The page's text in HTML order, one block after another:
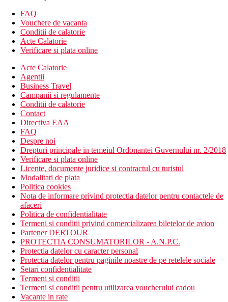
Alte tipuri de camere (daca nu se specifica altfel, camerele
au facilitatile de mai sus):
Camera dubla, vedere la mare, renovat
Suita Junior, vedere spre mare: spatioasa, canapea, 38m2
Suita Junior, vedere la mare: spatioasa, canapea, 38m2
Suita Junior, vedere spre mare, renovat: spatioasa,
canapea, 38m2
Suita Junior, vedere spre mare, renovata: spatioasa,
canapea, 38m2
m2
Descrierea hotelului
Hotelul dispune de:
hol de intrare cu receptie
restaurant
restaurante tematice
baruri
Wi-Fi (gratuit)
piscina (sezlonguri si umbrele gratuite)
piscina pentru copii
birou de schimb valutar
magazin de bijuterii
mini market
loc de parcare (gratuit, in limita disponibilitatii)
coafor
sala de conferinte
FAQ
Vouchere de vacanta
Conditii de calatorie
Acte Calatorie
Verificare si plata online
Acte Calatorie
Agentii
Business Travel
Campanii si regulamente
Conditii de calatorie
Contact
Directiva EAA
FAQ
Despre noi
Drepturi principale in temeiul Ordonantei Guvernului nr. 2/2018
Verificare si plata online
Licente, documente juridice si contractul cu turistul
Modalitati de plata
Politica cookies
Nota de informare privind protectia datelor pentru contactele de
afaceri
Politica de confidentialitate
Termeni si conditii privind comercializarea biletelor de avion
Partener DERTOUR
PROTECTIA CONSUMATORILOR - A.N.P.C.
Protectia datelor cu caracter personal
Protectia datelor pentru paginile noastre de pe retelele sociale
Setari confidentialitate
Termeni si conditii
Termeni si conditii pentru utilizarea voucherului cadou
Vacante in rate